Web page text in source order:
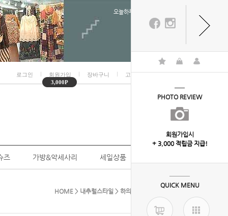
오늘하루 열지않음
로그인
회원가입
3,000P
장바구니 고객센터 ㅣ
즈 가방&악세사리 세일상품
HOME > 내추럴스타일 > 하의
PHOTO REVIEW
회원가입시
+ 3,000 적립금 지급!
QUICK MENU